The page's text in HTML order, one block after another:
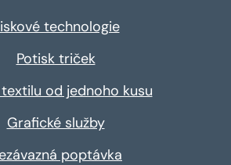
technologie
Potisk triček
od jednoho kusu
Grafické služby
poptávka